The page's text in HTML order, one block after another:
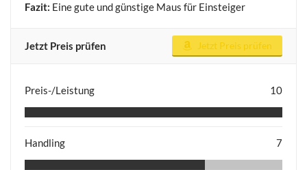
Fazit: Eine gute und günstige Maus für Einsteiger
Jetzt Preis prüfen
Jetzt Preis prüfen
Preis-/Leistung 10
Handling 7